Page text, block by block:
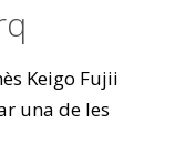
Keigo Fujii
una de les